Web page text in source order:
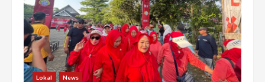
Lokal News